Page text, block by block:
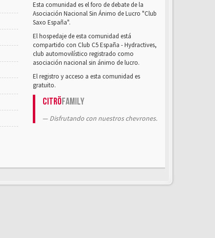
Esta comunidad es el foro de debate de la
Asociación Nacional Sin Ánimo de Lucro "Club
Saxo España".
El hospedaje de esta comunidad está
compartido con Club C5 España - Hydractives,
club automovilístico registrado como
asociación nacional sin ánimo de lucro.
El registro y acceso a esta comunidad es
gratuito.
CitröFamily
Disfrutando con nuestros chevrones.